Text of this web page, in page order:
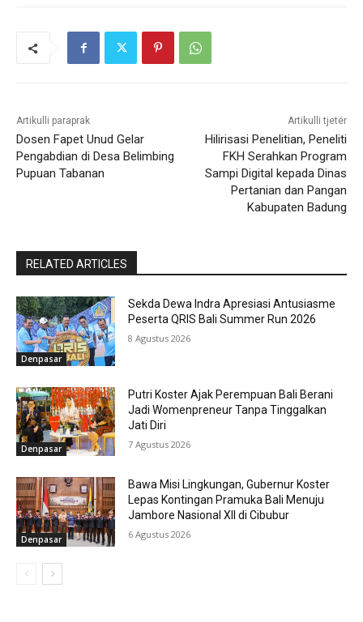
Artikulli paraprak
Dosen Fapet Unud Gelar
Pengabdian di Desa Belimbing
Pupuan Tabanan
Artikulli tjetër
Hilirisasi Penelitian, Peneliti
FKH Serahkan Program
Sampi Digital kepada Dinas
Pertanian dan Pangan
Kabupaten Badung
RELATED ARTICLES
Denpasar
Sekda Dewa Indra Apresiasi Antusiasme
Peserta QRIS Bali Summer Run 2026
8 Agustus 2026
Denpasar
Putri Koster Ajak Perempuan Bali Berani
Jadi Womenpreneur Tanpa Tinggalkan
Jati Diri
7 Agustus 2026
Denpasar
Bawa Misi Lingkungan, Gubernur Koster
Lepas Kontingan Pramuka Bali Menuju
Jambore Nasional XII di Cibubur
6 Agustus 2026